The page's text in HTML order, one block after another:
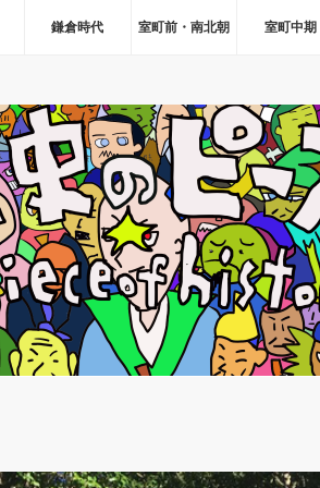
鎌倉時代 室町前・南北朝 室町中期